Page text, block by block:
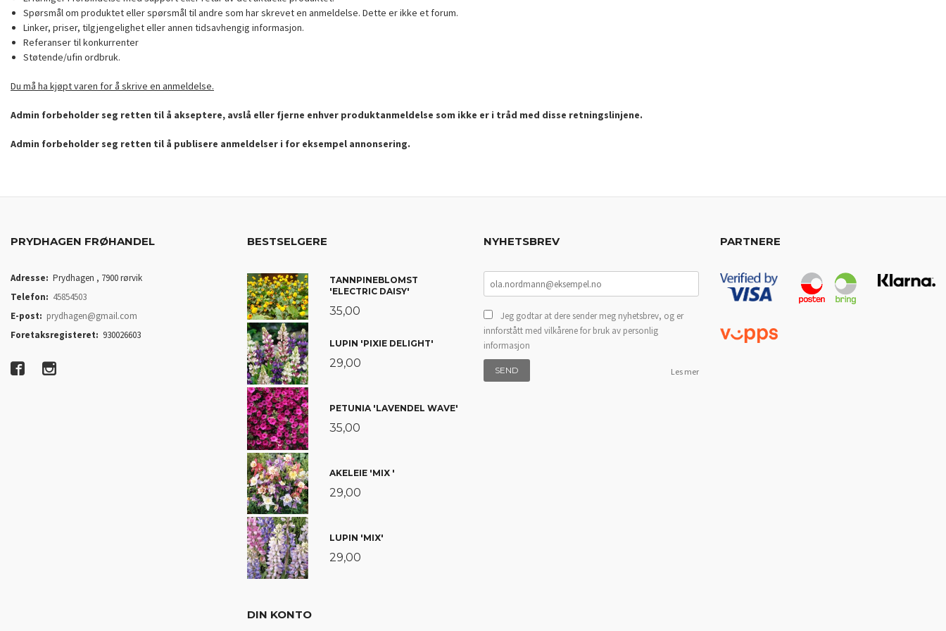
Spørsmål om produktet eller spørsmål til andre som har skrevet en anmeldelse. Dette er ikke et forum.
Linker, priser, tilgjengelighet eller annen tidsavhengig informasjon.
Referanser til konkurrenter
Støtende/ufin ordbruk.
Du må ha kjøpt varen for å skrive en anmeldelse.
Admin forbeholder seg retten til å akseptere, avslå eller fjerne enhver produktanmeldelse som ikke er i tråd med disse retningslinjene.
Admin forbeholder seg retten til å publisere anmeldelser i for eksempel annonsering.
PRYDHAGEN FRØHANDEL
Adresse: Prydhagen , 7900 rørvik
Telefon: 45854503
E-post: prydhagen@gmail.com
Foretaksregisteret: 930026603
BESTSELGERE
TANNPINEBLOMST
'ELECTRIC DAISY'
35,00
LUPIN 'PIXIE DELIGHT'
29,00
PETUNIA 'LAVENDEL WAVE'
35,00
AKELEIE 'MIX '
29,00
LUPIN 'MIX'
29,00
DIN KONTO
NYHETSBREV
Jeg godtar at dere sender meg nyhetsbrev, og er
innforstått med vilkårene for bruk av personlig
informasjon
Les mer
PARTNERE